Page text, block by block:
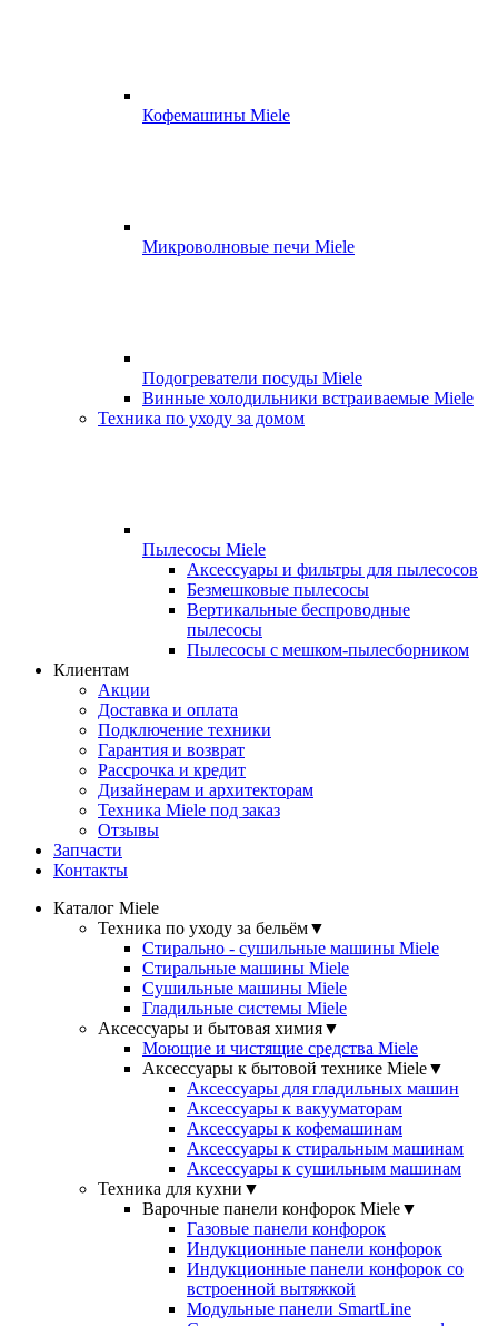
Кофемашины Miele
Микроволновые печи Miele
Подогреватели посуды Miele
Винные холодильники встраиваемые Miele
Техника по уходу за домом
Пылесосы Miele
Аксессуары и фильтры для пылесосов
Безмешковые пылесосы
Вертикальные беспроводные
пылесосы
Пылесосы с мешком-пылесборником
Клиентам
Акции
Доставка и оплата
Подключение техники
Гарантия и возврат
Рассрочка и кредит
Дизайнерам и архитекторам
Техника Miele под заказ
Отзывы
Запчасти
Контакты
Каталог Miele
Техника по уходу за бельём▼
Стирально - сушильные машины Miele
Стиральные машины Miele
Сушильные машины Miele
Гладильные системы Miele
Аксессуары и бытовая химия▼
Моющие и чистящие средства Miele
Аксессуары к бытовой технике Miele▼
Аксессуары для гладильных машин
Аксессуары к вакууматорам
Аксессуары к кофемашинам
Аксессуары к стиральным машинам
Аксессуары к сушильным машинам
Техника для кухни ▼
Варочные панели конфорок Miele▼
Газовые панели конфорок
Индукционные панели конфорок
Индукционные панели конфорок со
встроенной вытяжкой
Модульные панели SmartLine